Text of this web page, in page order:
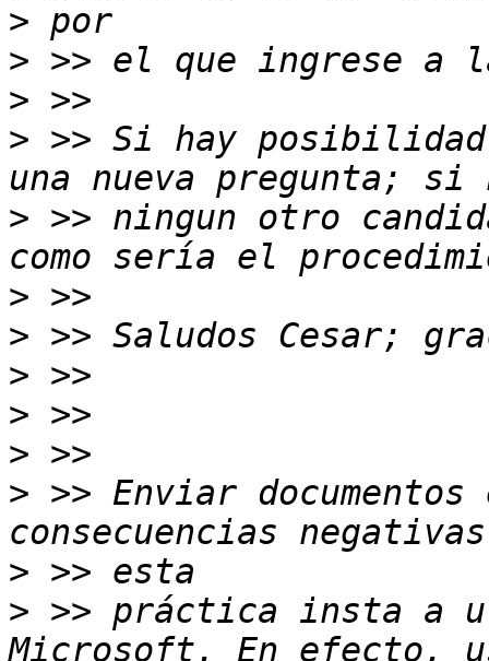
>
>
>
> >> Si hay
> >> ningun otro
>
>
>
>
>
> >> Enviar
>
> >> práctica insta a